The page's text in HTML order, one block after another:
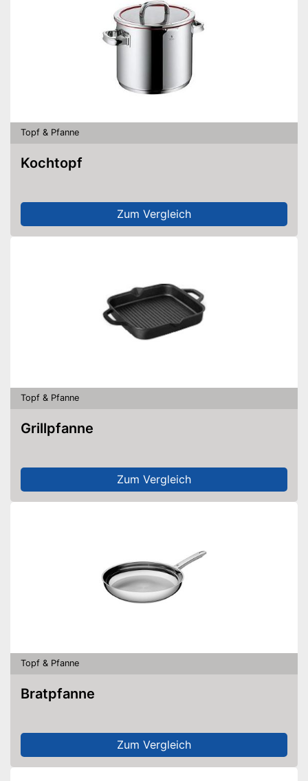
Topf & Pfanne
Kochtopf
Zum Vergleich
Topf & Pfanne
Grillpfanne
Zum Vergleich
Topf & Pfanne
Bratpfanne
Zum Vergleich